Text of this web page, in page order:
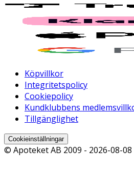
Köpvillkor
Integritetspolicy
Cookiepolicy
Kundklubbens
Tillgänglighet
Cookieinställningar
© Apoteket AB 2009 - 2026-08-08